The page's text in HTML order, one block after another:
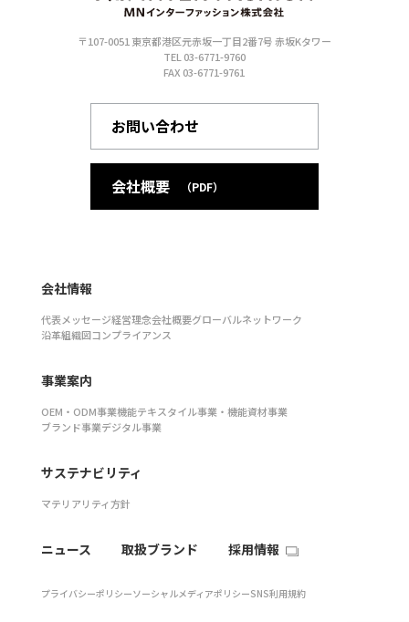
会社情報
代表メッセージ経営理念会社概要グローバルネットワーク
沿革組織図コンプライアンス
事業案内
OEM・ODM事業機能テキスタイル事業・機能資材事業
ブランド事業デジタル事業
サステナビリティ
マテリアリティ方針
ニュース 取扱ブランド 採用情報
〒107-0051 東京都港区元赤坂一丁目2番7号 赤坂Kタワー
TEL 03-6771-9760
FAX 03-6771-9761
お問い合わせ
会社概要 （PDF）
プライバシーポリシーソーシャルメディアポリシーSNS利用規約